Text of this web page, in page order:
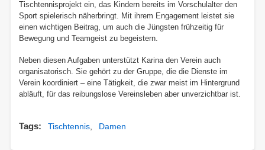
Tischtennisprojekt ein, das Kindern bereits im Vorschulalter den
Sport spielerisch näherbringt. Mit ihrem Engagement leistet sie
einen wichtigen Beitrag, um auch die Jüngsten frühzeitig für
Bewegung und Teamgeist zu begeistern.
Neben diesen Aufgaben unterstützt Karina den Verein auch
organisatorisch. Sie gehört zu der Gruppe, die die Dienste im
Verein koordiniert – eine Tätigkeit, die zwar meist im Hintergrund
abläuft, für das reibungslose Vereinsleben aber unverzichtbar ist.
Tags Tischtennis Damen